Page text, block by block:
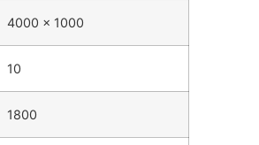
4000 x 1000
10
1800